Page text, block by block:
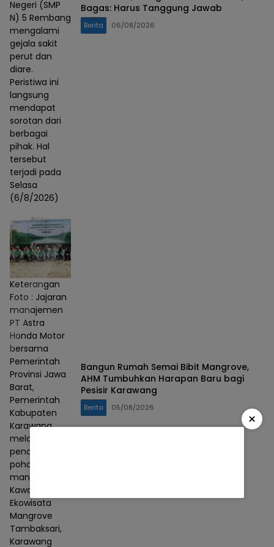
Negeri (SMP
N) 5 Rembang
mengalami
gejala sakit
perut dan
diare.
Peristiwa ini
langsung
mendapat
sorotan dari
berbagai
pihak. Hal
tersebut
terjadi pada
Selasa
(6/8/2026)
Bagas: Harus Tanggung Jawab
Berita 06/08/2026
Keterangan
Foto : Jajaran
manajemen
PT Astra
Honda Motor
bersama
Pemerintah
Provinsi Jawa
Barat,
Pemerintah
Kabupaten
Karawang
melakukan
penanaman
pohon
mangrove di
Kawasan
Ekowisata
Mangrove
Tambaksari,
Karawang
Bangun Rumah Semai Bibit Mangrove,
AHM Tumbuhkan Harapan Baru bagi
Pesisir Karawang
Berita 05/08/2026
×